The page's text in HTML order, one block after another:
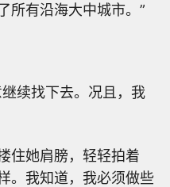
所有沿海大中城市。”
续找下去。况且，我
住她肩膀，轻轻拍着
。我知道，我必须做些